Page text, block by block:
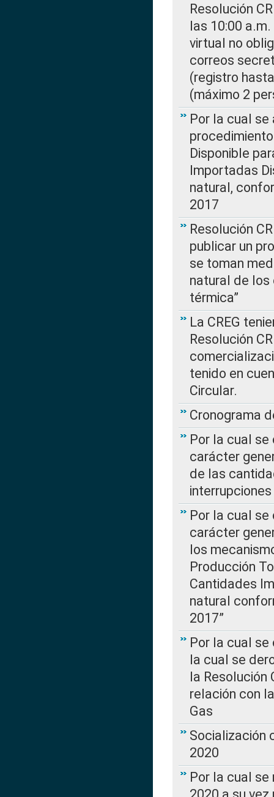
Resolución
las 10:00
virtual no
correos
(registro
(máximo 2
Por la cual
Disponible
Importadas
natural,
2017
Resolución
publicar un
se toman
natural de los
térmica”
La CREG
Resolución
tenido en
Circular.
Cronograma
Por la cual
carácter
de las
Por la cual
carácter
los
Producción
Cantidades
natural
2017”
Por la cual
la cual se
la Resolución
relación con
Gas
Socialización
2020
Por la cual se